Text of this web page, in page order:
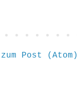
zum Post (Atom)